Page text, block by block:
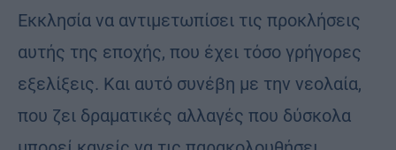
Εκκλησία να αντιμετωπίσει τις προκλήσεις
αυτής της εποχής, που έχει τόσο γρήγορες
εξελίξεις. Και αυτό συνέβη με την νεολαία,
που ζει δραματικές αλλαγές που δύσκολα